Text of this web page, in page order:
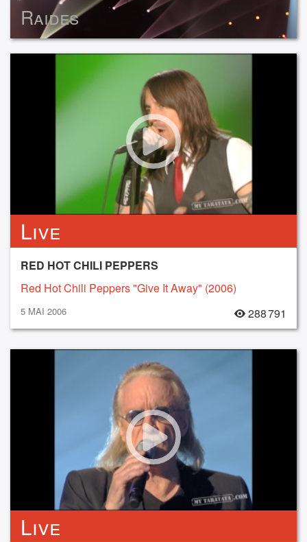
Raides
Live
RED HOT CHILI PEPPERS
Red Hot Chili Peppers "Give It Away" (2006)
5 MAI 2006 288 791
Live